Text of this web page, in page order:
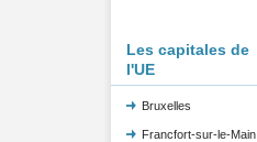
Les capitales de
l'UE
Bruxelles
Francfort-sur-le-Main